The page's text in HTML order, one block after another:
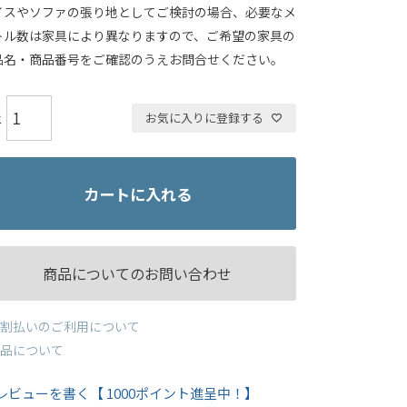
やソファの張り地としてご検討の場合、必要なメ
ル数は家具により異なりますので、ご希望の家具の
名・商品番号をご確認のうえお問合せください。
お気に入りに登録する
カートに入れる
商品についてのお問い合わせ
払いのご利用について
について
ビューを書く【 1000ポイント進呈中！】